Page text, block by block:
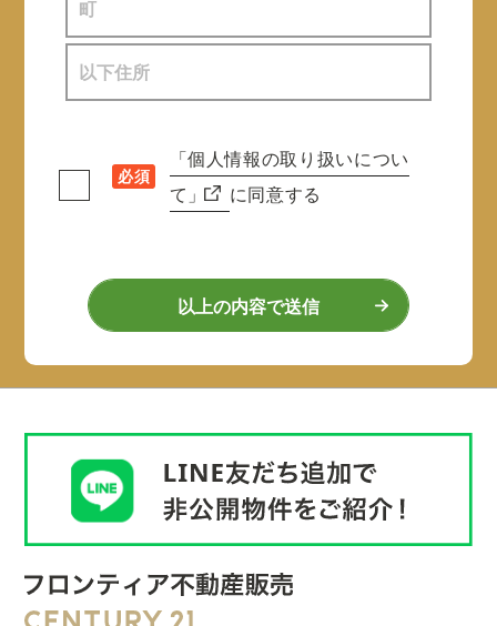
必須
「個人情報の取り扱いについ
て」
に同意する
以上の内容で送信